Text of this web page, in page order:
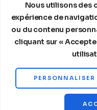
Nous utilisons des
expérience de
ou du contenu
cliquant sur «
PERSONNALISER